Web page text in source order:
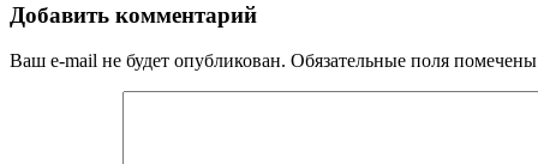
Добавить комментарий
Ваш e-mail не будет опубликован. Обязательные поля помечены